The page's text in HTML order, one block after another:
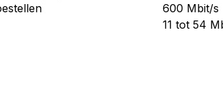
600 Mbit/s
11 tot 54